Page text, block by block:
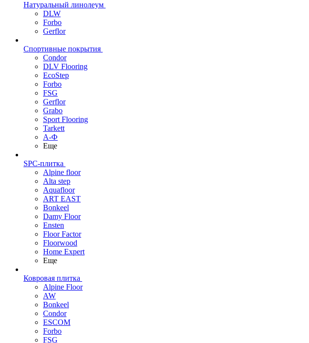
Натуральный линолеум
DLW
Forbo
Gerflor
Спортивные покрытия
Condor
DLV Flooring
EcoStep
Forbo
FSG
Gerflor
Grabo
Sport Flooring
Tarkett
А-Ф
Еще
SPC-плитка
Alpine floor
Alta step
Aquafloor
ART EAST
Bonkeel
Damy Floor
Ensten
Floor Factor
Floorwood
Home Expert
Еще
Ковровая плитка
Alpine Floor
AW
Bonkeel
Condor
ESCOM
Forbo
FSG